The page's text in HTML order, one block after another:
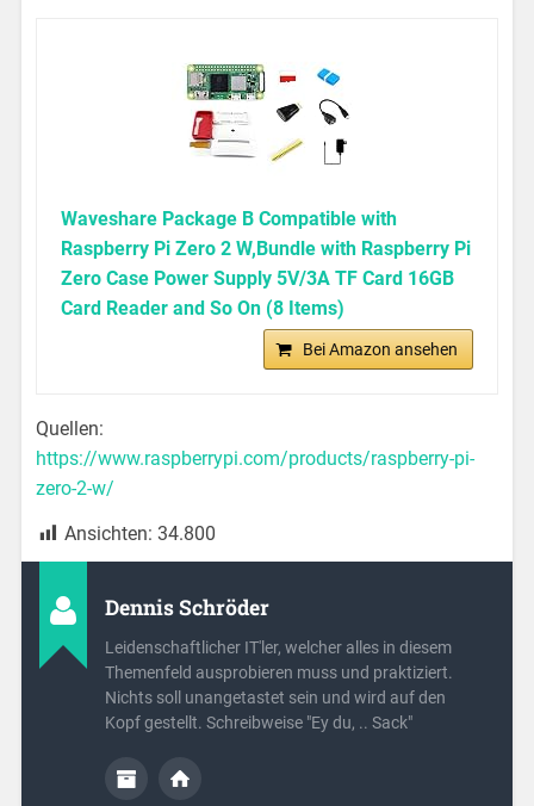
Waveshare Package B Compatible with
Raspberry Pi Zero 2 W,Bundle with Raspberry Pi
Zero Case Power Supply 5V/3A TF Card 16GB
Card Reader and So On (8 Items)
Bei Amazon ansehen
Quellen:
https://www.raspberrypi.com/products/raspberry-pi-
zero-2-w/
Ansichten:34.800
Dennis Schröder
Leidenschaftlicher IT'ler, welcher alles in diesem
Themenfeld ausprobieren muss und praktiziert.
Nichts soll unangetastet sein und wird auf den
Kopf gestellt. Schreibweise "Ey du, .. Sack"